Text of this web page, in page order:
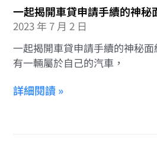
一起揭開車貸申請手續的神秘
2023 年 7 月 2 日
一起揭開車貸申請手續的神秘
有一輛屬於自己的汽車，
詳細閱讀 »